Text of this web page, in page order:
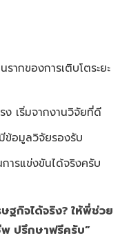
ากของการเติบโตระยะ
ง เริ่มจากงานวิจัยที่ดี
ข้อมูลวิจัยรองรับ
ารแข่งขันได้จริงครับ
ฐกิจได้จริง? ให้พี่ช่วย
ปรึกษาฟรีครับ”